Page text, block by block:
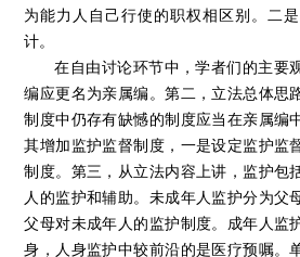
为未成年人监护和成年人监护。成年人
内容，并在尊重《民法总则》的框架下
且建议将《民法典·人格权编（草案）
其监护人”改为“本人和其监护人”。
在与谈环节中，王竹青教授指出：
当是和监护制度相并列的制度，一定要
法建议：首先，应当对《民法总则》中
法总则》第23条、第28条，并增加辅助
加婚姻家庭编中监护制度的安排，一是
为能力人自己行使的职权相区别。二